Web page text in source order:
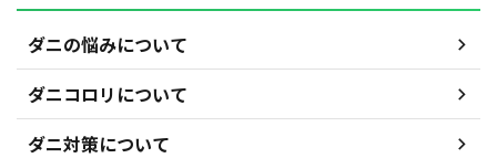
ダニの悩みについて
ダニコロリについて
ダニ対策について